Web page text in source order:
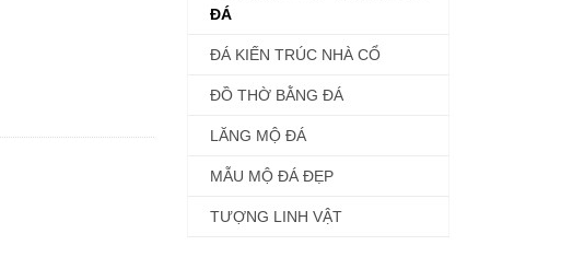
ĐÁ
ĐÁ KIẾN TRÚC NHÀ CỔ
ĐỒ THỜ BẰNG ĐÁ
LĂNG MỘ ĐÁ
MẪU MỘ ĐÁ ĐẸP
TƯỢNG LINH VẬT